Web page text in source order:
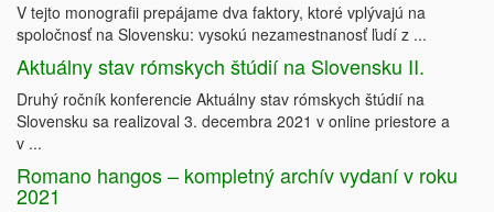
V tejto monografii prepájame dva faktory, ktoré vplývajú na
spoločnosť na Slovensku: vysokú nezamestnanosť ľudí z ...
Aktuálny stav rómskych štúdií na Slovensku II.
Druhý ročník konferencie Aktuálny stav rómskych štúdií na
Slovensku sa realizoval 3. decembra 2021 v online priestore a
v ...
Romano hangos – kompletný archív vydaní v roku
2021